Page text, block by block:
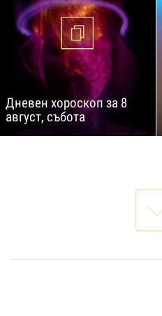
Дневен хороскоп за 8
август, събота